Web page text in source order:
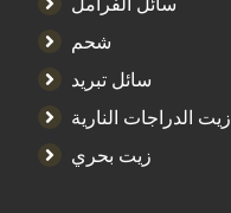
شحم
سائل تبريد
زيت الدراجات النارية
زيت بحري